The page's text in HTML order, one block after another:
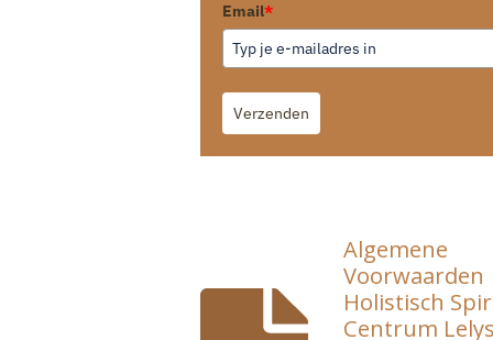
Email*
Verzenden
Algemene
Voorwaarden
Holistisch
Centrum